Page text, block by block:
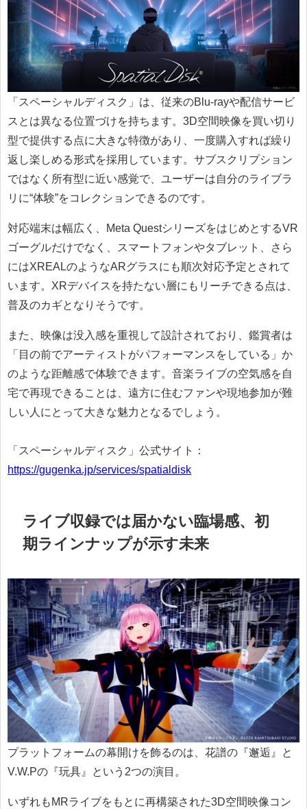
「スペーシャルディスク」は、従来のBlu-rayや配信サービ
スとは異なる位置づけを持ちます。3D空間映像を買い切り
型で提供する点に大きな特徴があり、一度購入すれば繰り
返し楽しめる形式を採用しています。サブスクリプション
ではなく所有型に近い感覚で、ユーザーは自分のライブラ
リに“体験”をコレクションできるのです。
対応端末は幅広く、Meta QuestシリーズをはじめとするVR
ゴーグルだけでなく、スマートフォンやタブレット、さら
にはXREALのようなARグラスにも順次対応予定とされて
います。XRデバイスを持たない層にもリーチできる点は、
普及のカギとなりそうです。
また、映像は没入感を重視して設計されており、鑑賞者は
「目の前でアーティストがパフォーマンスをしている」か
のような距離感で体験できます。音楽ライブの空気感を自
宅で再現できることは、遠方に住むファンや現地参加が難
しい人にとって大きな魅力となるでしょう。
「スペーシャルディスク」公式サイト：
https://gugenka.jp/services/spatialdisk
ライブ収録では届かない臨場感、初
期ラインナップが示す未来
プラットフォームの幕開けを飾るのは、花譜の『邂逅』と
V.W.Pの『玩具』という2つの演目。
いずれもMRライブをもとに再構築された3D空間映像コン